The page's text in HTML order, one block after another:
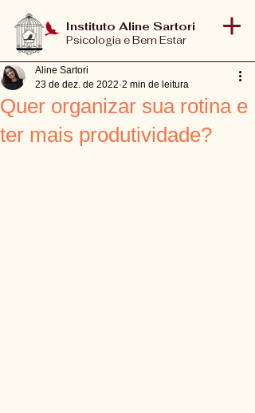
Instituto Aline Sartori
Psicologia e Bem Estar
Quer organizar sua rotina e
ter mais produtividade?
Aline Sartori
23 de dez. de 2022 2 min de leitura